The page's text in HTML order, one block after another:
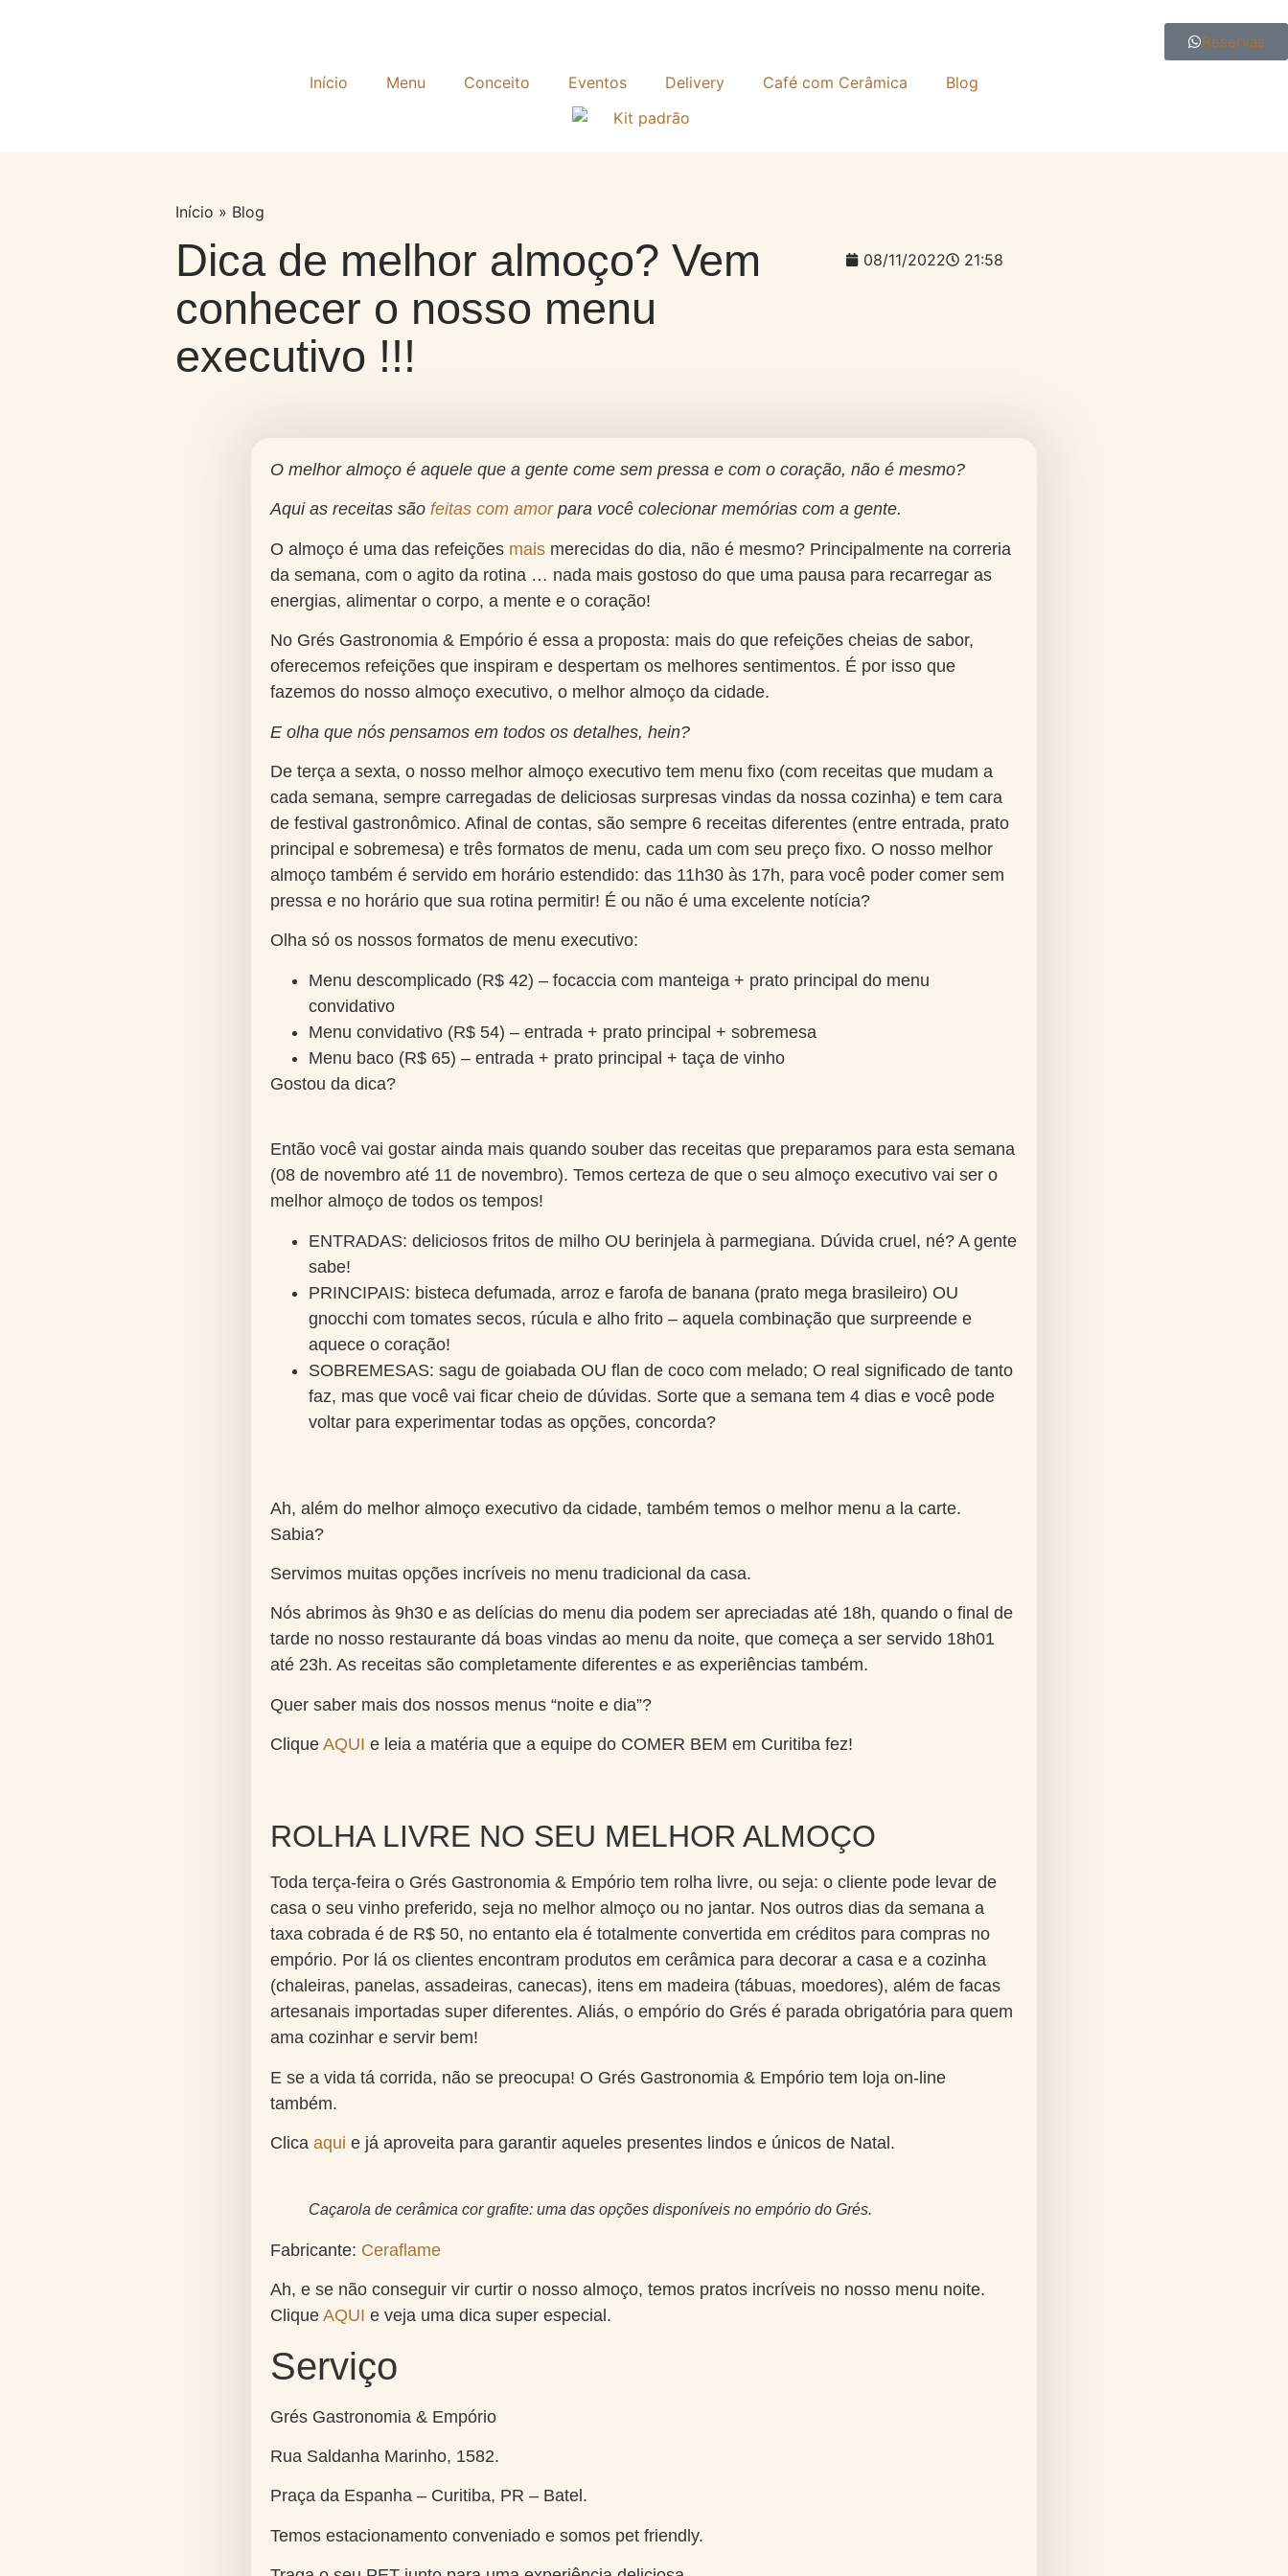
Reservas
Início Menu Conceito Eventos Delivery Café com Cerâmica Blog
Início » Blog
Dica de melhor almoço? Vem
conhecer o nosso menu
executivo !!!
08/11/2022 21:58
O melhor almoço é aquele que a gente come sem pressa e com o coração, não é mesmo?
Aqui as receitas sãofeitas com amorpara você colecionar memórias com a gente.
O almoço é uma das refeições mais merecidas do dia, não é mesmo? Principalmente na correria
da semana, com o agito da rotina … nada mais gostoso do que uma pausa para recarregar as
energias, alimentar o corpo, a mente e o coração!
No Grés Gastronomia & Empório é essa a proposta: mais do que refeições cheias de sabor,
oferecemos refeições que inspiram e despertam os melhores sentimentos. É por isso que
fazemos do nosso almoço executivo, o melhor almoço da cidade.
E olha que nós pensamos em todos os detalhes, hein?
De terça a sexta, o nosso melhor almoço executivo tem menu fixo (com receitas que mudam a
cada semana, sempre carregadas de deliciosas surpresas vindas da nossa cozinha) e tem cara
de festival gastronômico. Afinal de contas, são sempre 6 receitas diferentes (entre entrada, prato
principal e sobremesa) e três formatos de menu, cada um com seu preço fixo. O nosso melhor
almoço também é servido em horário estendido: das 11h30 às 17h, para você poder comer sem
pressa e no horário que sua rotina permitir! É ou não é uma excelente notícia?
Olha só os nossos formatos de menu executivo:
Menu descomplicado (R$ 42) – focaccia com manteiga + prato principal do menu
convidativo
Menu convidativo (R$ 54) – entrada + prato principal + sobremesa
Menu baco (R$ 65) – entrada + prato principal + taça de vinho
Gostou da dica?
Então você vai gostar ainda mais quando souber das receitas que preparamos para esta semana
(08 de novembro até 11 de novembro). Temos certeza de que o seu almoço executivo vai ser o
melhor almoço de todos os tempos!
ENTRADAS:deliciosos fritos de milho OU berinjela à parmegiana. Dúvida cruel, né? A gente
sabe!
PRINCIPAIS: bisteca defumada, arroz e farofa de banana (prato mega brasileiro) OU
gnocchi com tomates secos, rúcula e alho frito – aquela combinação que surpreende e
aquece o coração!
SOBREMESAS: sagu de goiabada OU flan de coco com melado; O real significado de tanto
faz, mas que você vai ficar cheio de dúvidas. Sorte que a semana tem 4 dias e você pode
voltar para experimentar todas as opções, concorda?
Ah, além do melhor almoço executivo da cidade, também temos o melhor menu a la carte.
Sabia?
Servimos muitas opções incríveis no menu tradicional da casa.
Nós abrimos às 9h30 e as delícias do menu dia podem ser apreciadas até 18h, quando o final de
tarde no nosso restaurante dá boas vindas ao menu da noite, que começa a ser servido 18h01
até 23h. As receitas são completamente diferentes e as experiências também.
Quer saber mais dos nossos menus “noite e dia”?
CliqueAQUI e leia a matéria que a equipe do COMER BEM em Curitiba fez!
ROLHA LIVRE NO SEU MELHOR ALMOÇO
Toda terça-feira o Grés Gastronomia & Empório tem rolha livre, ou seja: o cliente pode levar de
casa o seu vinho preferido, seja no melhor almoço ou no jantar. Nos outros dias da semana a
taxa cobrada é de R$ 50, no entanto ela é totalmente convertida em créditos para compras no
empório. Por lá os clientes encontram produtos em cerâmica para decorar a casa e a cozinha
(chaleiras, panelas, assadeiras, canecas), itens em madeira (tábuas, moedores), além de facas
artesanais importadas super diferentes. Aliás, o empório do Grés é parada obrigatória para quem
ama cozinhar e servir bem!
E se a vida tá corrida, não se preocupa! O Grés Gastronomia & Empório tem loja on-line
também.
Clicaaquie já aproveita para garantir aqueles presentes lindos e únicos de Natal.
Caçarola de cerâmica cor grafite: uma das opções disponíveis no empório do Grés.
Fabricante: Ceraflame
Ah, e se não conseguir vir curtir o nosso almoço, temos pratos incríveis no nosso menu noite.
CliqueAQUI e veja uma dica super especial.
Serviço
Grés Gastronomia & Empório
Rua Saldanha Marinho, 1582.
Praça da Espanha – Curitiba, PR – Batel.
Temos estacionamento conveniado e somos pet friendly.